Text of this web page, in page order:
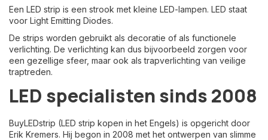
Een LED strip is een strook met kleine LED-lampen. LED staat
voor Light Emitting Diodes.
De strips worden gebruikt als decoratie of als functionele
verlichting. De verlichting kan dus bijvoorbeeld zorgen voor
een gezellige sfeer, maar ook als trapverlichting van veilige
traptreden.
LED specialisten sinds 2008
BuyLEDstrip (LED strip kopen in het Engels) is opgericht door
Erik Kremers. Hij begon in 2008 met het ontwerpen van slimme